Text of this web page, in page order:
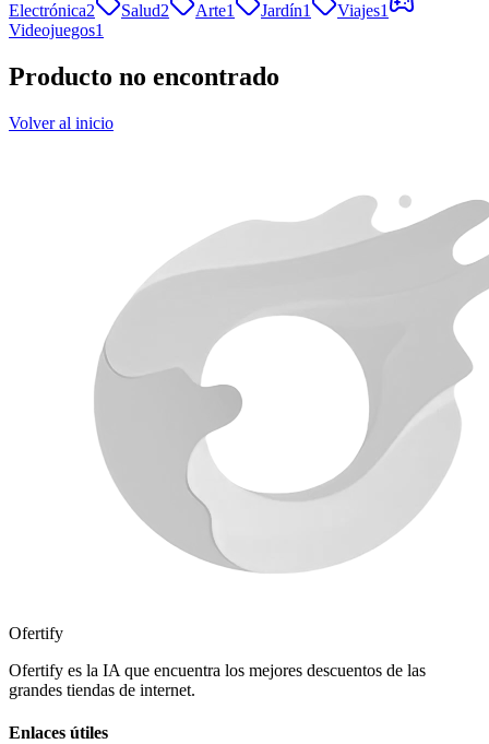
Electrónica2 Salud2 Arte1 Jardín1 Viajes1
Videojuegos1
Producto no encontrado
Volver al inicio
Ofertify
Ofertify es la IA que encuentra los mejores descuentos de las
grandes tiendas de internet.
Enlaces útiles